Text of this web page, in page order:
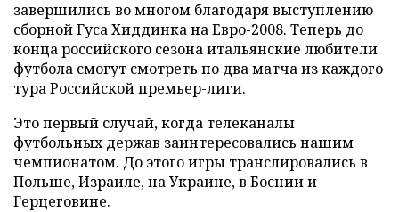
завершились во многом благодаря выступлению
сборной Гуса Хиддинка на Евро-2008. Теперь до
конца российского сезона итальянские любители
футбола смогут смотреть по два матча из каждого
тура Российской премьер-лиги.
Это первый случай, когда телеканалы
футбольных держав заинтересовались нашим
чемпионатом. До этого игры транслировались в
Польше, Израиле, на Украине, в Боснии и
Герцеговине.